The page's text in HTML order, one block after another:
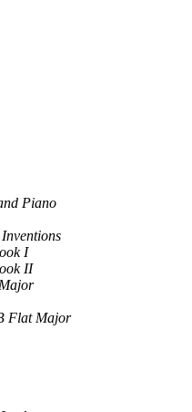
Piano
I
II
Flat Major